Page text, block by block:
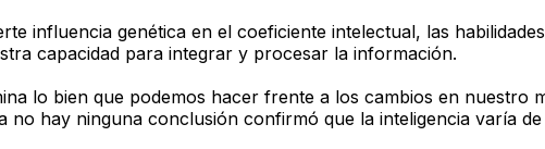
influencia genética en el coeficiente intelectual, las
capacidad para integrar y procesar la información.
lo bien que podemos hacer frente a los cambios en
no hay ninguna conclusión confirmó que la inteligencia varía